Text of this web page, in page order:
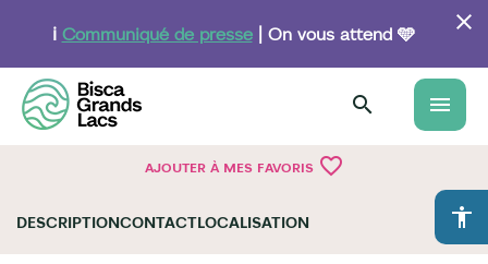
principal
ℹ️ Communiqué de presse| On vous attend 🩵
menu
AJOUTER À MES FAVORIS favorite_border
accessibility
DESCRIPTIONCONTACTLOCALISATION